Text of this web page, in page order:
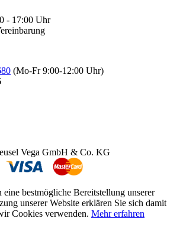
- 17:00 Uhr
(Mo-Fr 9:00-12:00 Uhr)
Vega GmbH & Co. KG
bestmögliche Bereitstellung unserer
unserer Website erklären Sie sich damit
Cookies verwenden. Mehr erfahren